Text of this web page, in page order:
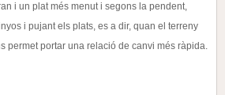
i un plat més menut i segons la pendent,
i pujant els plats, es a dir, quan el terreny
permet portar una relació de canvi més ràpida.